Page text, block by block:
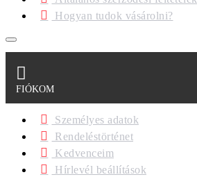
Hogyan tudok vásárolni?
FIÓKOM
Személyes adatok
Rendeléstörténet
Kedvenceim
Hírlevél beállítások